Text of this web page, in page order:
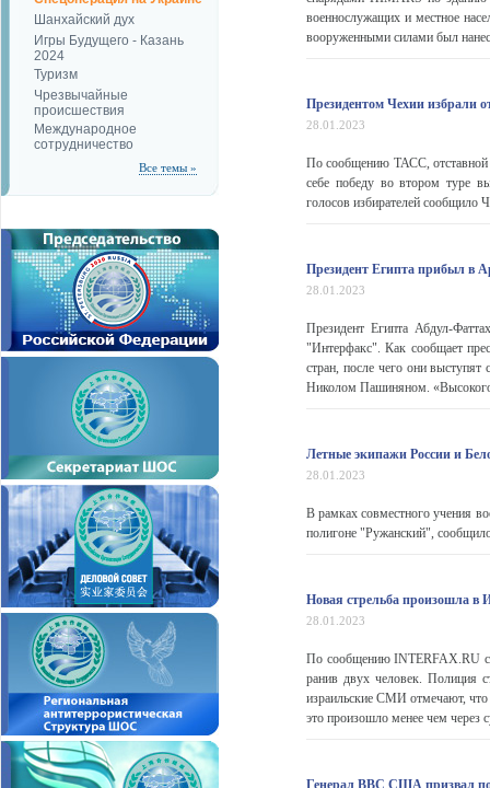
Шанхайский дух
Игры Будущего - Казань
2024
Туризм
Чрезвычайные
происшествия
Международное
сотрудничество
Все темы »
военнослужащих и местное
вооруженными силами был
Президентом Чехии избрали
28.01.2023
По сообщению ТАСС, отставной
себе победу во втором туре
голосов избирателей сообщило
Президент Египта прибыл в
28.01.2023
Президент Египта Абдул-
"Интерфакс". Как сообщает
стран, после чего они
Николом Пашиняном.
Летные экипажи России и
28.01.2023
В рамках совместного учения
полигоне "Ружанский",
Новая стрельба произошла в
28.01.2023
По сообщению INTERFAX.RU
ранив двух человек. Полиция
израильские СМИ отмечают,
это произошло менее чем через
Генерал ВВС США призвал